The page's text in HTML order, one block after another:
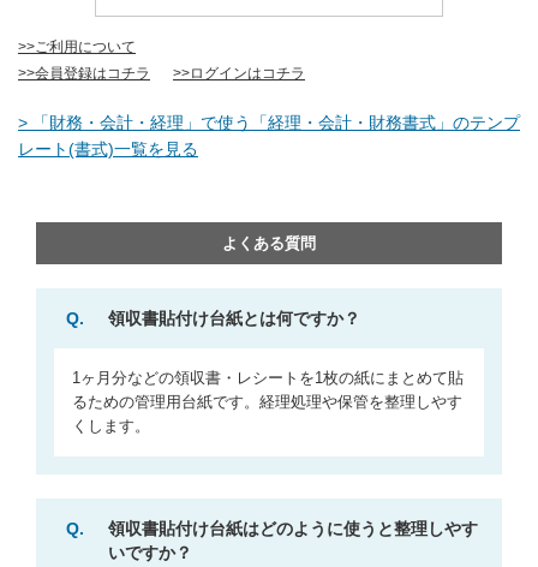
>>ご利用について
>>会員登録はコチラ
>>ログインはコチラ
> 「財務・会計・経理」で使う「経理・会計・財務書式」のテンプ
レート(書式)一覧を見る
よくある質問
Q. 領収書貼付け台紙とは何ですか？
1ヶ月分などの領収書・レシートを1枚の紙にまとめて貼
るための管理用台紙です。経理処理や保管を整理しやす
くします。
Q.
領収書貼付け台紙はどのように使うと整理しやす
いですか？